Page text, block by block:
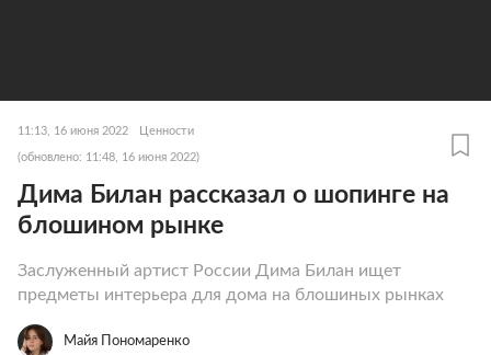
11:13, 16 июня 2022 Ценности
(обновлено: 11:48, 16 июня 2022)
Дима Билан рассказал о шопинге на
блошином рынке
Заслуженный артист России Дима Билан ищет
предметы интерьера для дома на блошиных рынках
Майя Пономаренко